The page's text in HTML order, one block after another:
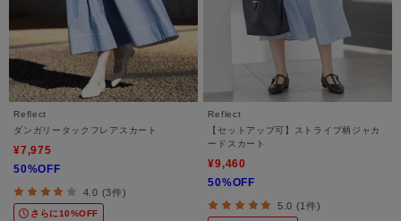
Reflect
ダンガリータックフレアスカート
¥7,975
50%OFF
4.0 (3件)
さらに10%OFF
Reflect
【セットアップ可】ストライプ柄ジャカ
ードスカート
¥9,460
50%OFF
5.0 (1件)